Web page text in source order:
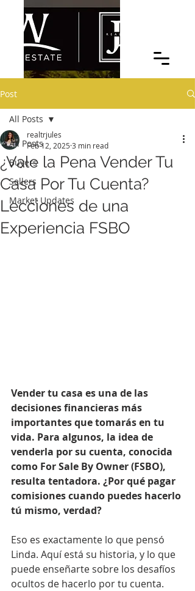
MY REAL ESTATE BLOG
Post
All Posts
Buyers
Sellers
Market Updates
All Posts
¿Vale la Pena Vender Tu
Casa Por Tu Cuenta?
Lecciones de una
Experiencia FSBO
realtrjules
Feb 12, 2025 3 min read
Vender tu casa es una de las
decisiones financieras más
importantes que tomarás en tu
vida. Para algunos, la idea de
venderla por su cuenta, conocida
como For Sale By Owner (FSBO),
resulta tentadora. ¿Por qué pagar
comisiones cuando puedes hacerlo
tú mismo, verdad?
Eso es exactamente lo que pensó
Linda. Aquí está su historia, y lo que
puede enseñarte sobre los desafíos
ocultos de hacerlo por tu cuenta.